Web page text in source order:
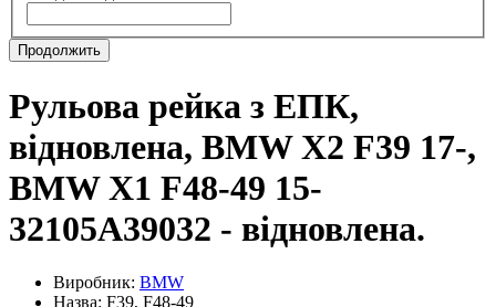
Продолжить
Рульова рейка з ЕПК,
відновлена, BMW X2 F39 17-,
BMW X1 F48-49 15-
32105A39032 - відновлена.
Виробник: BMW
Назва: F39, F48-49